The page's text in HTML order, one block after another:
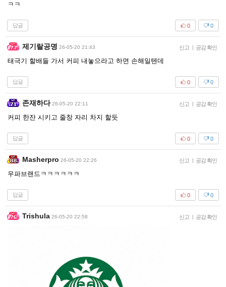
ㅋㅋ
답글 0
0
제기랄공명 26-05-20 21:43 신고 | 공감 확인
태극기 할배들 가서 커피 내놓으라고 하면 손해일텐데
답글 0
0
존재하다 26-05-20 22:11 신고 | 공감 확인
커피 한잔 시키고 줄창 자리 차지 할듯
답글 0
0
Masherpro 26-05-20 22:26 신고 | 공감 확인
우파브랜드ㅋㅋㅋㅋㅋㅋ
답글 0
0
Trishula 26-05-20 22:58 신고 | 공감 확인